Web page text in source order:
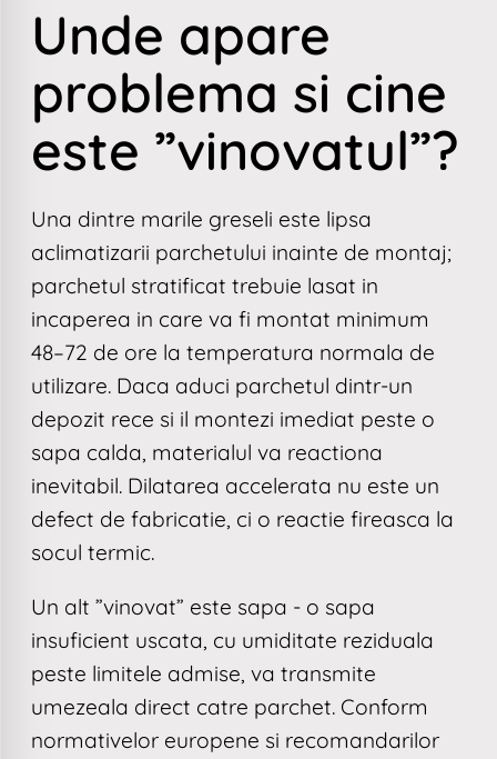
Unde apare
problema si cine
este ”vinovatul”?
Una dintre marile greseli este lipsa
aclimatizarii parchetului inainte de montaj;
parchetul stratificat trebuie lasat in
incaperea in care va fi montat minimum
48–72 de ore la temperatura normala de
utilizare. Daca aduci parchetul dintr-un
depozit rece si il montezi imediat peste o
sapa calda, materialul va reactiona
inevitabil. Dilatarea accelerata nu este un
defect de fabricatie, ci o reactie fireasca la
socul termic.
Un alt ”vinovat” este sapa - o sapa
insuficient uscata, cu umiditate reziduala
peste limitele admise, va transmite
umezeala direct catre parchet. Conform
normativelor europene si recomandarilor